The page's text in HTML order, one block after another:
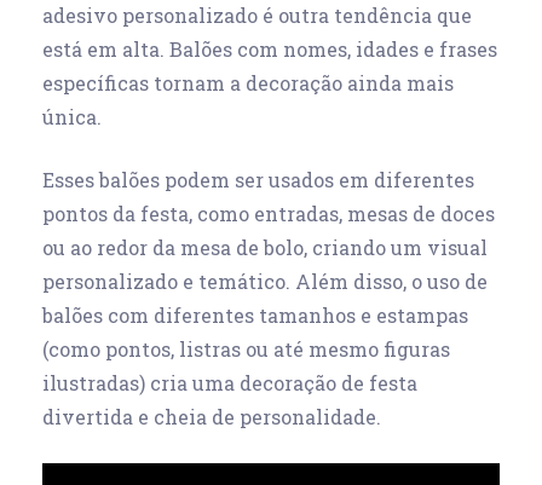
adesivo personalizado é outra tendência que
está em alta. Balões com nomes, idades e frases
específicas tornam a decoração ainda mais
única.
Esses balões podem ser usados em diferentes
pontos da festa, como entradas, mesas de doces
ou ao redor da mesa de bolo, criando um visual
personalizado e temático. Além disso, o uso de
balões com diferentes tamanhos e estampas
(como pontos, listras ou até mesmo figuras
ilustradas) cria uma decoração de festa
divertida e cheia de personalidade.